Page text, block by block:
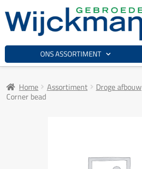
ONS ASSORTIMENT
Home Assortiment Droge afbouw
Corner bead